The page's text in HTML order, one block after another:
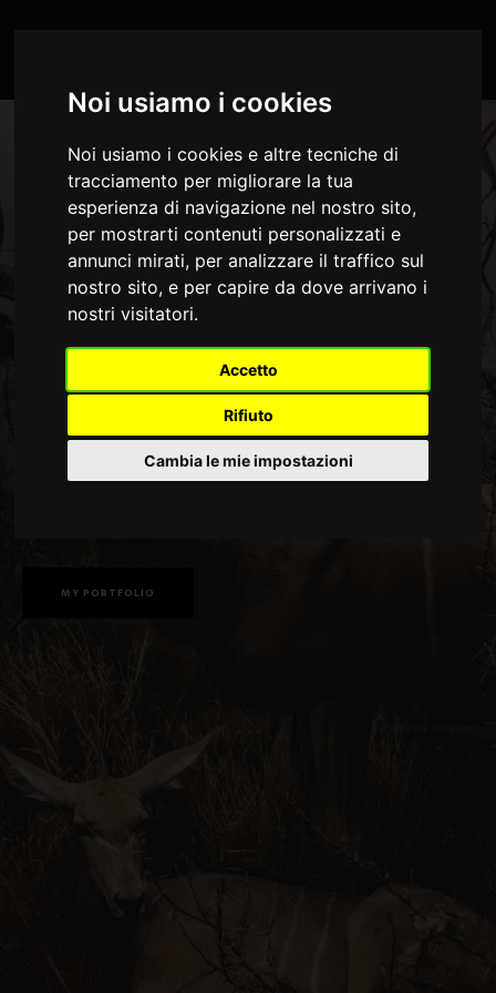
Noi usiamo i cookies
Noi usiamo i cookies e altre tecniche di
tracciamento per migliorare la tua
esperienza di navigazione nel nostro sito,
per mostrarti contenuti personalizzati e
annunci mirati, per analizzare il traffico sul
nostro sito, e per capire da dove arrivano i
nostri visitatori.
Accetto
Rifiuto
Cambia le mie impostazioni
FOLLOW
PHOTOGRAPHER AND DIRECTOR BASED IN NEW YORK
JANE KOWALSKI
Lorem ipsum dolor sit amet, consectetur adipisicing elit, sed do eiusmod
MY PORTFOLIO